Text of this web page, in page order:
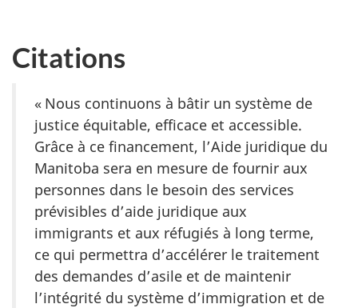
Citations
« Nous continuons à bâtir un système de
justice équitable, efficace et accessible.
Grâce à ce financement, l’Aide juridique du
Manitoba sera en mesure de fournir aux
personnes dans le besoin des services
prévisibles d’aide juridique aux
immigrants et aux réfugiés à long terme,
ce qui permettra d’accélérer le traitement
des demandes d’asile et de maintenir
l’intégrité du système d’immigration et de